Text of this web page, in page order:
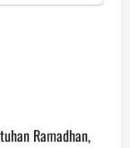
Ramadhan,